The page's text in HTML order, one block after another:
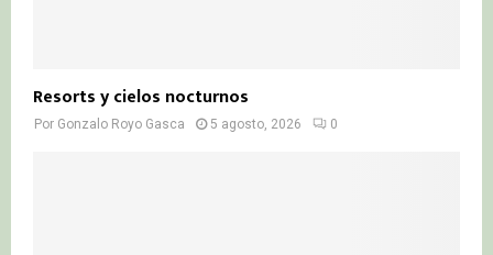
Resorts y cielos nocturnos
Por Gonzalo Royo Gasca 5 agosto, 2026 0